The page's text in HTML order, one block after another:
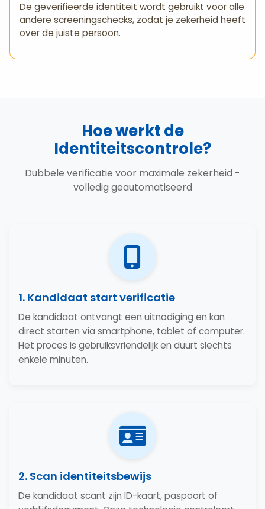
De geverifieerde identiteit wordt gebruikt voor alle
andere screeningschecks, zodat je zekerheid heeft
over de juiste persoon.
Hoe werkt de
Identiteitscontrole?
Dubbele verificatie voor maximale zekerheid -
volledig geautomatiseerd
1. Kandidaat start verificatie
De kandidaat ontvangt een uitnodiging en kan
direct starten via smartphone, tablet of computer.
Het proces is gebruiksvriendelijk en duurt slechts
enkele minuten.
2. Scan identiteitsbewijs
De kandidaat scant zijn ID-kaart, paspoort of